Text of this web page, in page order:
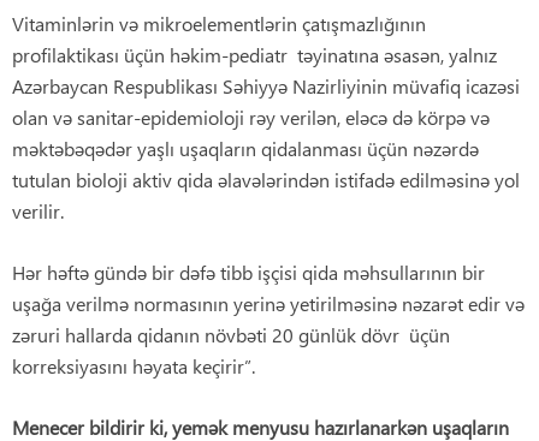
Vitaminlərin və mikroelementlərin çatışmazlığının
profilaktikası üçün həkim-pediatr təyinatına əsasən, yalnız
Azərbaycan Respublikası Səhiyyə Nazirliyinin müvafiq icazəsi
olan və sanitar-epidemioloji rəy verilən, eləcə də körpə və
məktəbəqədər yaşlı uşaqların qidalanması üçün nəzərdə
tutulan bioloji aktiv qida əlavələrindən istifadə edilməsinə yol
verilir.
Hər həftə gündə bir dəfə tibb işçisi qida məhsullarının bir
uşağa verilmə normasının yerinə yetirilməsinə nəzarət edir və
zəruri hallarda qidanın növbəti 20 günlük dövr üçün
korreksiyasını həyata keçirir”.
Menecer bildirir ki, yemək menyusu hazırlanarkən uşaqların